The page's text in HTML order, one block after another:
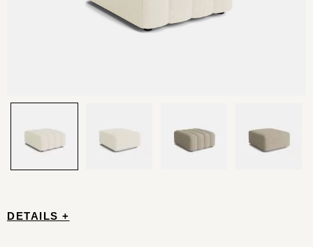
DETAILS +